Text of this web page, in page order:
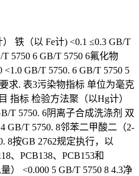
铁（以 Fe计) <0.1 ≤0.3 GB/T
5750 6 GB/T 5750 6氟化物
<1.0 GB/T 5750. 6 GB/T 5750 5
求. 表3污染物指标 单位为毫克
指标 检验方法聚（以Hg计）
T 5750. 6阴离子合成洗涤剂 双
GB/T 5750. 8邻苯二甲酸二（2-
8按GB 2762规定执行，以
、PCB138、PCB153和
） <0.000 5 GB/T 5750 8 4.3净